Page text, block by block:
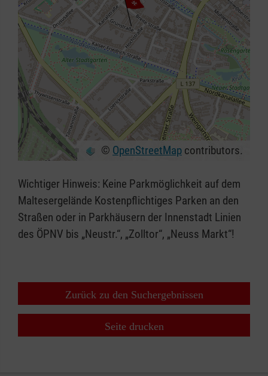
⇧
© OpenStreetMap contributors.
Wichtiger Hinweis: Keine Parkmöglichkeit auf dem
Maltesergelände Kostenpflichtiges Parken an den
Straßen oder in Parkhäusern der Innenstadt Linien
des ÖPNV bis „Neustr.“, „Zolltor“, „Neuss Markt“!
Zurück zu den Suchergebnissen
Seite drucken